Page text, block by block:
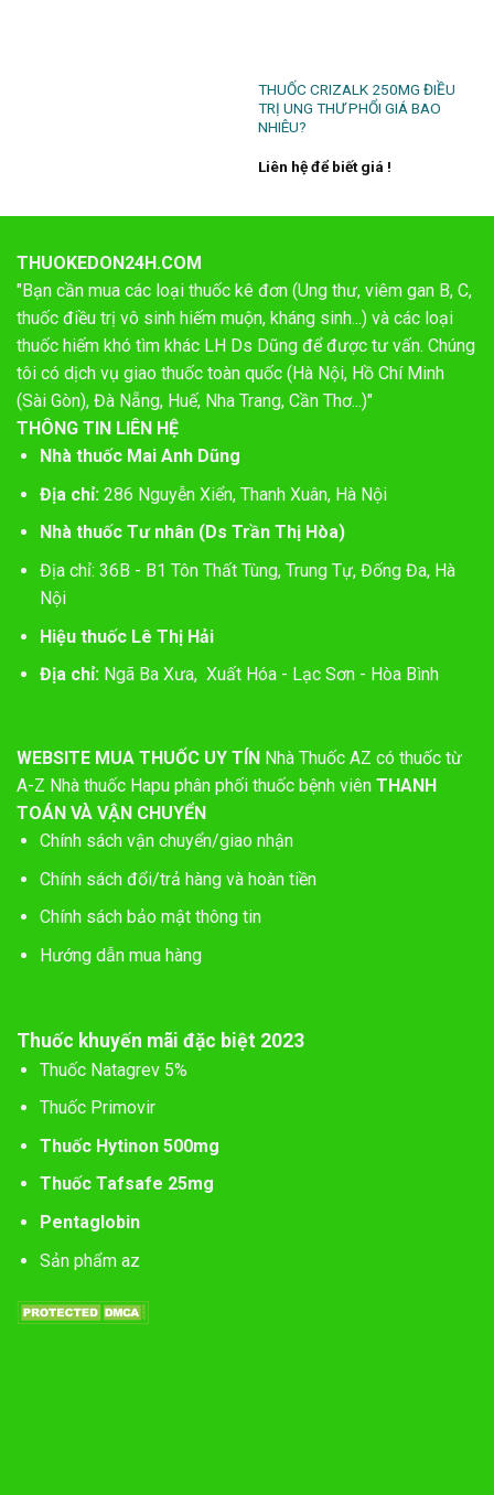
THUỐC CRIZALK 250MG ĐIỀU
TRỊ UNG THƯ PHỔI GIÁ BAO
NHIÊU?
Liên hệ để biết giá !
THUOKEDON24H.COM
"Bạn cần mua các loại thuốc kê đơn (Ung thư, viêm gan B, C,
thuốc điều trị vô sinh hiếm muộn, kháng sinh...) và các loại
thuốc hiếm khó tìm khác LH Ds Dũng để được tư vấn. Chúng
tôi có dịch vụ giao thuốc toàn quốc (Hà Nội, Hồ Chí Minh
(Sài Gòn), Đà Nẵng, Huế, Nha Trang, Cần Thơ...)"
THÔNG TIN LIÊN HỆ
Nhà thuốc Mai Anh Dũng
Địa chỉ:286 Nguyễn Xiển, Thanh Xuân, Hà Nội
Nhà thuốc Tư nhân (Ds Trần Thị Hòa)
Địa chỉ: 36B - B1 Tôn Thất Tùng, Trung Tự, Đống Đa, Hà
Nội
Hiệu thuốc Lê Thị Hải
Địa chỉ: Ngã Ba Xưa, Xuất Hóa - Lạc Sơn - Hòa Bình
WEBSITE MUA THUỐC UY TÍN Nhà Thuốc AZ có thuốc từ
A-Z Nhà thuốc Hapu phân phối thuốc bệnh viên THANH
TOÁN VÀ VẬN CHUYỂN
Chính sách vận chuyển/giao nhận
Chính sách đổi/trả hàng và hoàn tiền
Chính sách bảo mật thông tin
Hướng dẫn mua hàng
Thuốc khuyến mãi đặc biệt 2023
Thuốc Natagrev 5%
Thuốc Primovir
Thuốc Hytinon 500mg
Thuốc Tafsafe 25mg
Pentaglobin
Sản phẩm az